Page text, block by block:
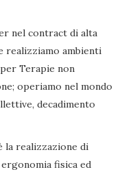
nel contract di alta
realizziamo ambienti
Terapie non
operiamo nel mondo
decadimento
la realizzazione di
fisica ed